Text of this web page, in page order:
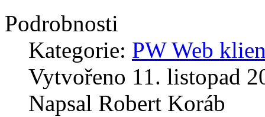
Podrobnosti
Kategorie: PW Web
Vytvořeno 11. listopad
Napsal Robert Koráb